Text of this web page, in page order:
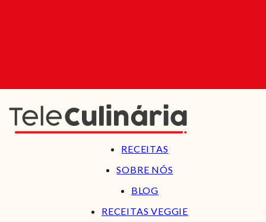
RECEITAS
SOBRE NÓS
BLOG
RECEITAS VEGGIE